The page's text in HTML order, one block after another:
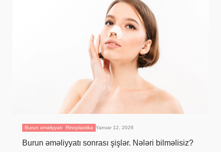
Burun əməliyyatı Rinoplastika Yanvar 12, 2026
Burun əməliyyatı sonrası şişlər. Nələri bilməlisiz?